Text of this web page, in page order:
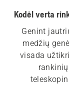
Kodėl verta
Genint
medžių
visada